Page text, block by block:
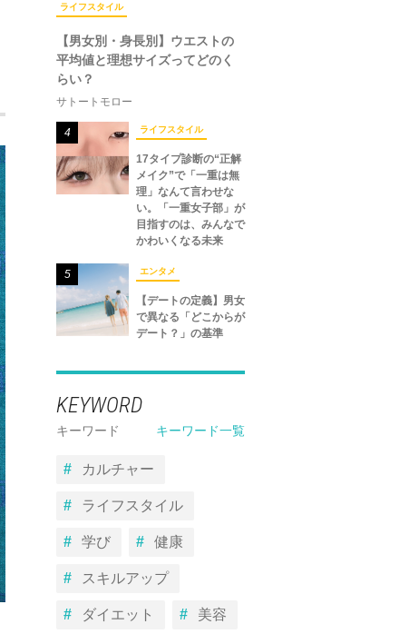
ライフスタイル
【男女別・身長別】ウエストの
平均値と理想サイズってどのく
らい？
サトートモロー
4 ライフスタイル
17タイプ診断の“正解
メイク”で「一重は無
理」なんて言わせな
い。「一重女子部」が
目指すのは、みんなで
かわいくなる未来
5 エンタメ
【デートの定義】男女
で異なる「どこからが
デート？」の基準
KEYWORD
キーワード キーワード一覧
カルチャー
ライフスタイル
学び 健康
スキルアップ
ダイエット 美容